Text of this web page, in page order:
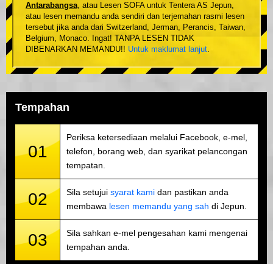
Antarabangsa, atau Lesen SOFA untuk Tentera AS Jepun,
atau lesen memandu anda sendiri dan terjemahan rasmi lesen
tersebut jika anda dari Switzerland, Jerman, Perancis, Taiwan,
Belgium, Monaco. Ingat! TANPA LESEN TIDAK
DIBENARKAN MEMANDU!! Untuk maklumat lanjut.
Tempahan
01
Periksa ketersediaan melalui Facebook, e-mel,
telefon, borang web, dan syarikat pelancongan
tempatan.
02 Sila setujui syarat kami dan pastikan anda
membawa lesen memandu yang sah di Jepun.
03
Sila sahkan e-mel pengesahan kami mengenai
tempahan anda.